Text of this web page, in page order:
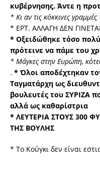
κυβέρνησης. Άντε η
* Κι αν τις κόκκινες
* ΕΡΤ. ΑΛΛΑΓΗ ΔΕΝ
* Οξειδώθηκε τόσο
πρότεινε να πάμε του
* Μάγκες στην Ευρώπη,
. * Όλοι αποδέχτηκαν
Ταγματάρχη ως
βουλευτές του ΣΥΡΙΖΑ
αλλά ως καθαρίστρια
* ΛΕΥΤΕΡΙΑ ΣΤΟΥΣ 300
ΤΗΣ ΒΟΥΛΗΣ
* Το Κούγκι δεν είναι